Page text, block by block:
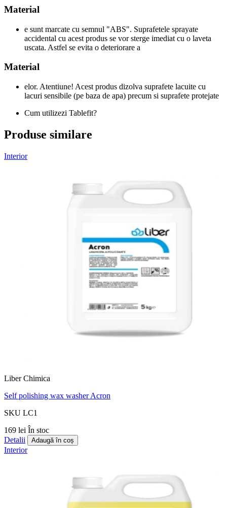
Material
e sunt marcate cu semnul "ABS". Suprafetele sprayate
accidental cu acest produs se vor sterge imediat cu o laveta
uscata. Astfel se evita o deteriorare a
Material
elor. Atentiune! Acest produs dizolva suprafete lacuite cu
lacuri sensibile (pe baza de apa) precum si suprafete protejate
Cum utilizezi Tablefit?
Produse similare
Interior
Liber Chimica
Self polishing wax washer Acron
SKU LC1
169 lei În stoc
Detalii
Adaugă în coș
Interior